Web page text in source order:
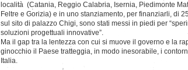
località (Catania, Reggio Calabria, Isernia, Piedimonte
Feltre e Gorizia) e in uno stanziamento, per finanziarli, di
sul sito di palazzo Chigi, sono stati messi in piedi per
soluzioni progettuali innovative”.
Ma il gap tra la lentezza con cui si muove il governo e la
ginocchio il Paese tratteggia, in modo inesorabile, i
Italia.